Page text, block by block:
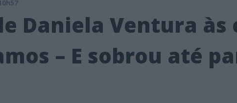
Daniela Ventura às
– E sobrou até